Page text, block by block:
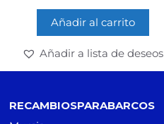
Añadir al carrito
Añadir a lista de deseos
RECAMBIOSPARABARCOS